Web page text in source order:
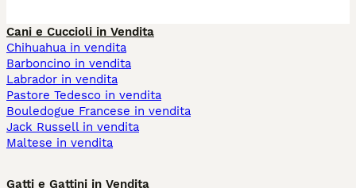
Cani e Cuccioli in Vendita
Chihuahua in vendita
Barboncino in vendita
Labrador in vendita
Pastore Tedesco in vendita
Bouledogue Francese in vendita
Jack Russell in vendita
Maltese in vendita
Gatti e Gattini in Vendita